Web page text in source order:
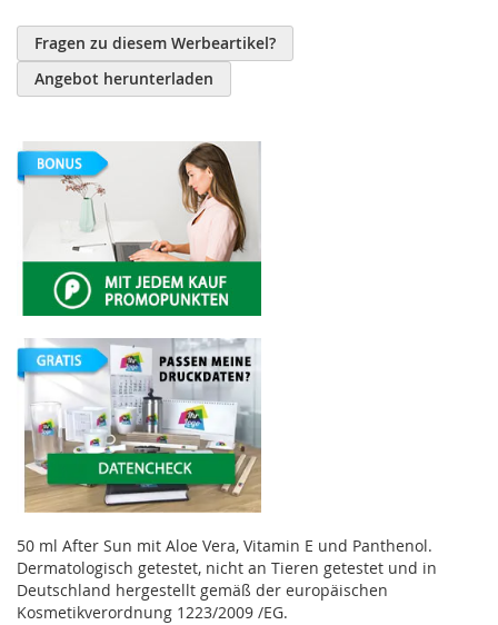
Fragen zu diesem Werbeartikel?
Angebot herunterladen
50 ml After Sun mit Aloe Vera, Vitamin E und Panthenol.
Dermatologisch getestet, nicht an Tieren getestet und in
Deutschland hergestellt gemäß der europäischen
Kosmetikverordnung 1223/2009 /EG.